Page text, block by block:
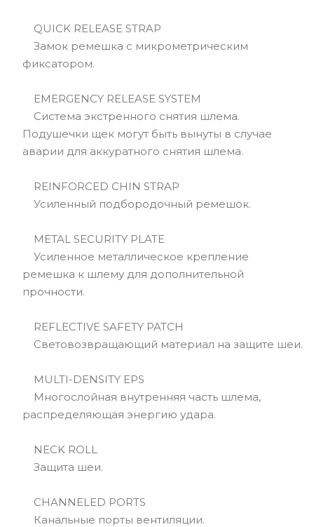
QUICK RELEASE STRAP
Замок ремешка с микрометрическим
фиксатором.
EMERGENCY RELEASE SYSTEM
Cистема экстренного снятия шлема.
Подушечки щек могут быть вынуты в случае
аварии для аккуратного снятия шлема.
REINFORCED CHIN STRAP
Усиленный подбородочный ремешок.
METAL SECURITY PLATE
Усиленное металлическое крепление
ремешка к шлему для дополнительной
прочности.
REFLECTIVE SAFETY PATCH
Световозвращающий материал на защите шеи.
MULTI-DENSITY EPS
Многослойная внутренняя часть шлема,
распределяющая энергию удара.
NECK ROLL
Защита шеи.
CHANNELED PORTS
Канальные порты вентиляции.